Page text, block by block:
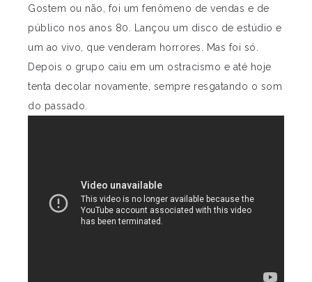
Gostem ou não, foi um fenômeno de vendas e de
público nos anos 80. Lançou um disco de estúdio e
um ao vivo, que venderam horrores. Mas foi só.
Depois o grupo caiu em um ostracismo e até hoje
tenta decolar novamente, sempre resgatando o som
do passado.